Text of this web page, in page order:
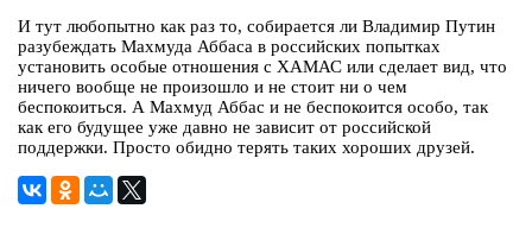
И тут любопытно как раз то, собирается ли Владимир Путин
разубеждать Махмуда Аббаса в российских попытках
установить особые отношения с ХАМАС или сделает вид, что
ничего вообще не произошло и не стоит ни о чем
беспокоиться. А Махмуд Аббас и не беспокоится особо, так
как его будущее уже давно не зависит от российской
поддержки. Просто обидно терять таких хороших друзей.